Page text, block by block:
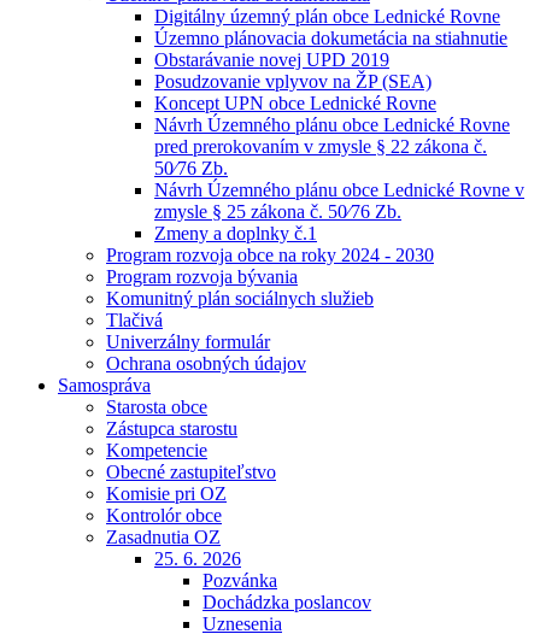
Digitálny územný plán obce Lednické Rovne
Územno plánovacia dokumetácia na stiahnutie
Obstarávanie novej UPD 2019
Posudzovanie vplyvov na ŽP (SEA)
Koncept UPN obce Lednické Rovne
Návrh Územného plánu obce Lednické Rovne
pred prerokovaním v zmysle § 22 zákona č.
50⁄76 Zb.
Návrh Územného plánu obce Lednické Rovne v
zmysle § 25 zákona č. 50⁄76 Zb.
Zmeny a doplnky č.1
Program rozvoja obce na roky 2024 - 2030
Program rozvoja bývania
Komunitný plán sociálnych služieb
Tlačivá
Univerzálny formulár
Ochrana osobných údajov
Samospráva
Starosta obce
Zástupca starostu
Kompetencie
Obecné zastupiteľstvo
Komisie pri OZ
Kontrolór obce
Zasadnutia OZ
25. 6. 2026
Pozvánka
Dochádzka poslancov
Uznesenia